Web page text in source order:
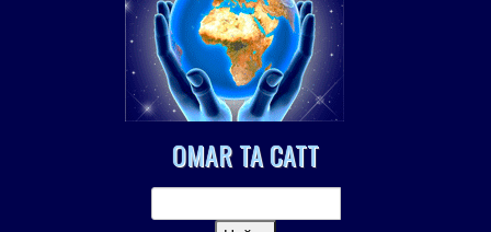
OMAR TA CATT